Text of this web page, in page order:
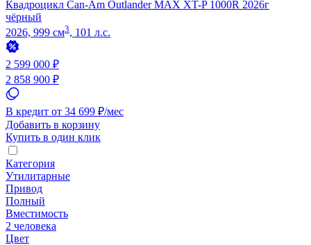
Квадроцикл Can-Am Outlander MAX XT-P 1000R 2026г
чёрный
2026, 999 см3, 101 л.с.
2 599 000 ₽
2 858 900 ₽
В кредит от 34 699 ₽/мес
Добавить в корзину
Купить в один клик
Категория
Утилитарные
Привод
Полный
Вместимость
2 человека
Цвет